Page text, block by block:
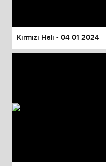
Kırmızı Halı - 04 01 2024